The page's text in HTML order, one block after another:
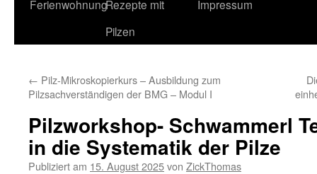
FerienwohnungRezepte mit
Pilzen
Impressum
← Pilz-Mikroskopierkurs – Ausbildung zum
Pilzsachverständigen der BMG – Modul I
Pilzworkshop- Schwammerl
in die Systematik der Pilze
Publiziert am 15. August 2025von ZickThomas